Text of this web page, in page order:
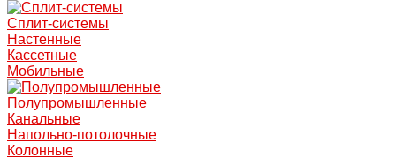
Сплит-системы
Настенные
Кассетные
Мобильные
Полупромышленные
Канальные
Напольно-потолочные
Колонные